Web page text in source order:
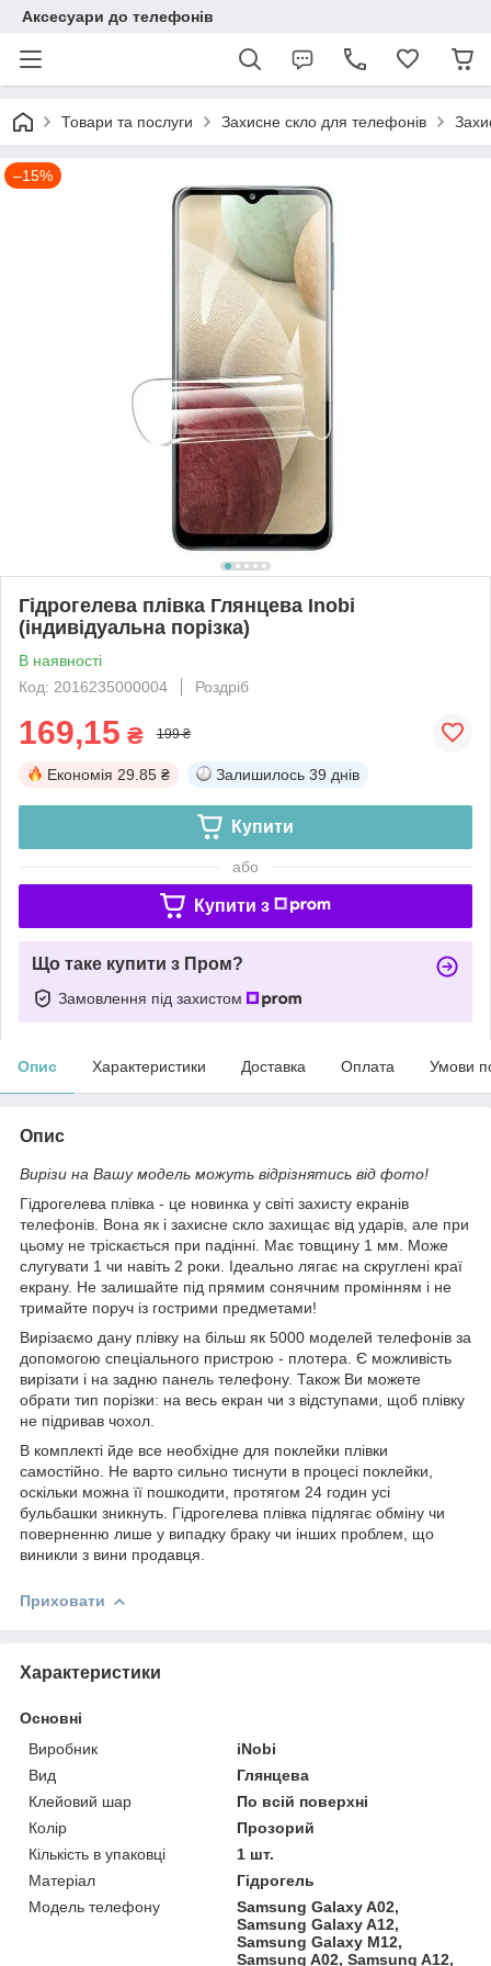
Аксесуари до телефонів
Товари та послуги Захисне скло для телефонів
–15%
Гідрогелева плівка Глянцева Inobi
(індивідуальна порізка)
В наявності
Код: 2016235000004
Роздріб
169,15 ₴ 199 ₴
Економія 29.85 ₴ Залишилось 39 днів
Купити
або
Купити з
Що таке купити з Пром?
Замовлення під захистом
Опис Характеристики Доставка Оплата Умови
Опис
Вирізи на Вашу модель можуть відрізнятись від фото!
Гідрогелева плівка - це новинка у світі захисту екранів
телефонів. Вона як і захисне скло захищає від ударів, але при
цьому не тріскається при падінні. Має товщину 1 мм. Може
слугувати 1 чи навіть 2 роки. Ідеально лягає на скруглені краї
екрану. Не залишайте під прямим сонячним промінням і не
тримайте поруч із гострими предметами!
Вирізаємо дану плівку на більш як 5000 моделей телефонів за
допомогою спеціального пристрою - плотера. Є можливість
вирізати і на задню панель телефону. Також Ви можете
обрати тип порізки: на весь екран чи з відступами, щоб плівку
не підривав чохол.
В комплекті йде все необхідне для поклейки плівки
самостійно. Не варто сильно тиснути в процесі поклейки,
оскільки можна її пошкодити, протягом 24 годин усі
бульбашки зникнуть. Гідрогелева плівка підлягає обміну чи
поверненню лише у випадку браку чи інших проблем, що
виникли з вини продавця.
Приховати
Характеристики
Основні
Виробник
iNobi
Вид
Глянцева
Клейовий шар
По всій поверхні
Колір
Прозорий
Кількість в упаковці
1 шт.
Матеріал
Гідрогель
Модель телефону
Samsung Galaxy A02,
Samsung Galaxy A12,
Samsung Galaxy M12,
Samsung A02, Samsung A12,